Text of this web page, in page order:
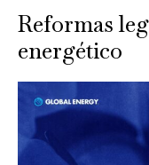
Reformas
energético